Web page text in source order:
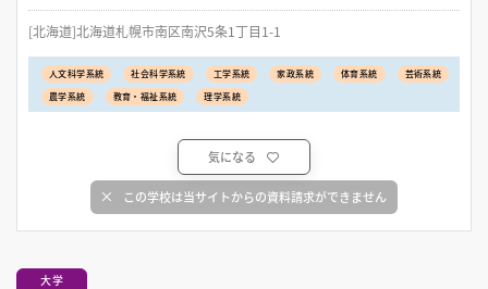
[北海道]北海道札幌市南区南沢5条1丁目1-1
人文科学系統 社会科学系統 工学系統 家政系統 体育系統
芸術系統
農学系統
教育・福祉系統 理学系統
気になる
この学校は当サイトからの資料請求ができません
大学